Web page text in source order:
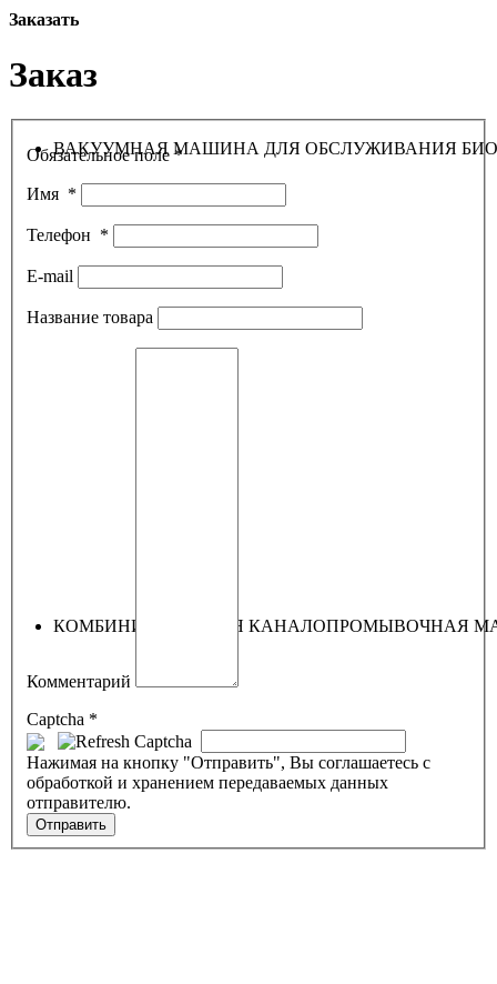
ВАКУУМНАЯ МАШИНА ДЛЯ ОБСЛУЖИВАНИЯ
КОМБИНИРОВАННАЯ КАНАЛОПРОМЫВОЧНАЯ
Заказать
Заказ
Обязательное поле *
*
*
E-mail
Название товара
Комментарий
Captcha *
Нажимая на кнопку "Отправить", Вы соглашаетесь с
обработкой и хранением передаваемых данных
отправителю.